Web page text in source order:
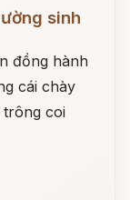
sinh
đồng hành
cái chày
trông coi